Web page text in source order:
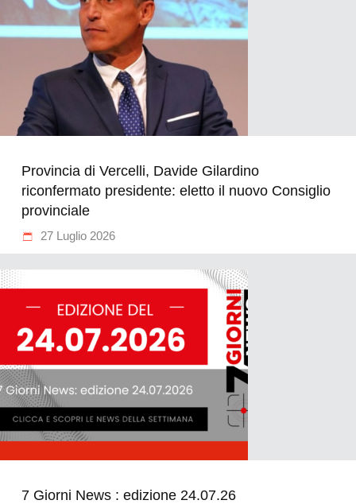
Provincia di Vercelli, Davide Gilardino
riconfermato presidente: eletto il nuovo Consiglio
provinciale
27 Luglio 2026
7 Giorni News : edizione 24.07.26